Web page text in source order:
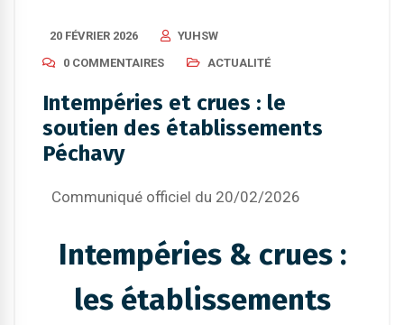
20 FÉVRIER 2026
YUHSW
0 COMMENTAIRES
ACTUALITÉ
Intempéries et crues : le
soutien des établissements
Péchavy
Communiqué officiel du 20/02/2026
Intempéries & crues :
les établissements